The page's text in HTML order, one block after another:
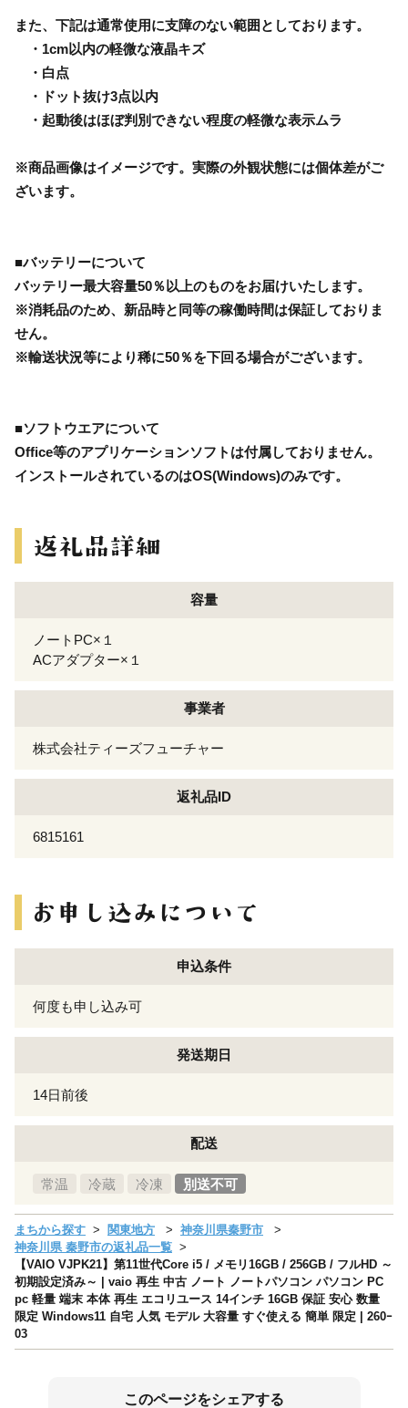
また、下記は通常使用に支障のない範囲としております。
・1cm以内の軽微な液晶キズ
・白点
・ドット抜け3点以内
・起動後はほぼ判別できない程度の軽微な表示ムラ
※商品画像はイメージです。実際の外観状態には個体差がご
ざいます。
■バッテリーについて
バッテリー最大容量50％以上のものをお届けいたします。
※消耗品のため、新品時と同等の稼働時間は保証しておりま
せん。
※輸送状況等により稀に50％を下回る場合がございます。
■ソフトウエアについて
Office等のアプリケーションソフトは付属しておりません。
インストールされているのはOS(Windows)のみです。
容量
ノートPC×１
ACアダプター×１
事業者
株式会社ティーズフューチャー
返礼品ID
6815161
申込条件
何度も申し込み可
発送期日
14日前後
配送
常温 冷蔵 冷凍 別送不可
まちから探す 関東地方
神奈川県秦野市
神奈川県 秦野市の返礼品一覧
【VAIO VJPK21】第11世代Core i5 / メモリ16GB / 256GB / フルHD ～
初期設定済み～ | vaio 再生 中古 ノート ノートパソコン パソコン PC
pc 軽量 端末 本体 再生 エコリユース 14インチ 16GB 保証 安心 数量
限定 Windows11 自宅 人気 モデル 大容量 すぐ使える 簡単 限定 | 260ｰ
03
このページをシェアする